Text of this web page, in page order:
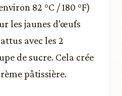
82 °C / 180 °F)
les jaunes d’œufs
avec les 2
de sucre. Cela crée
pâtissière.